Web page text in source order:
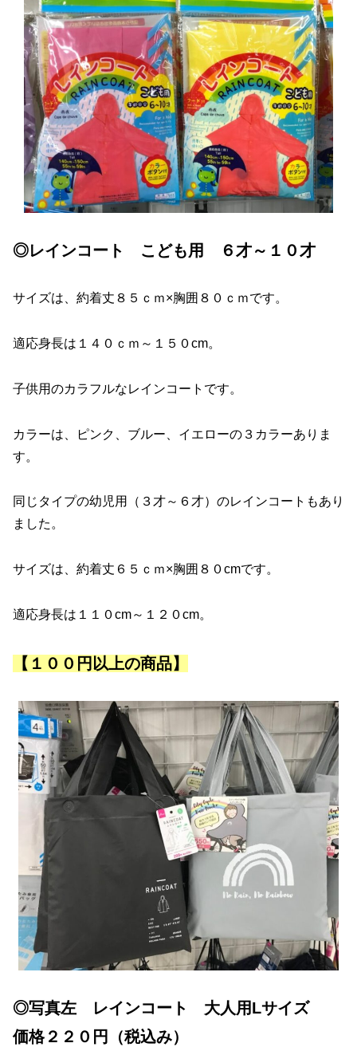
◎レインコート こども用 ６才～１０才
サイズは、約着丈８５ｃｍ×胸囲８０ｃｍです。
適応身長は１４０ｃｍ～１５０cm。
子供用のカラフルなレインコートです。
カラーは、ピンク、ブルー、イエローの３カラーありま
す。
同じタイプの幼児用（３才～６才）のレインコートもあり
ました。
サイズは、約着丈６５ｃｍ×胸囲８０cmです。
適応身長は１１０cm～１２０cm。
【１００円以上の商品】
◎写真左 レインコート 大人用Lサイズ
価格２２０円（税込み）